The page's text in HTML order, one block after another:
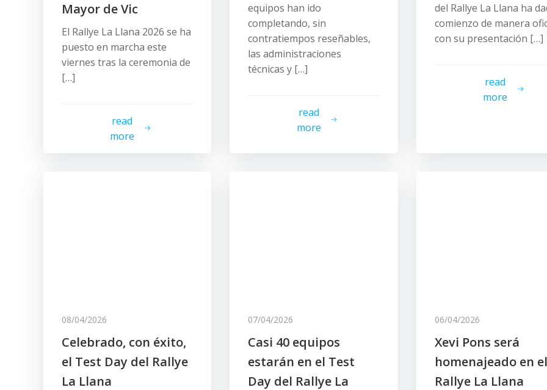
Mayor de Vic
El Rallye La Llana 2026 se ha
puesto en marcha este
viernes tras la ceremonia de
[…]
read
more
equipos han ido
completando, sin
contratiempos reseñables,
las administraciones
técnicas y […]
read
more
del Rallye La Llana ha
comienzo de manera
con su presentación […]
read
more
08/04/2026
Celebrado, con éxito,
el Test Day del Rallye
La Llana
07/04/2026
Casi 40 equipos
estarán en el Test
Day del Rallye La
06/04/2026
Xevi Pons será
homenajeado en el
Rallye La Llana